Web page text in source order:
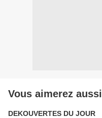
Vous aimerez aussi
DEKOUVERTES DU JOUR